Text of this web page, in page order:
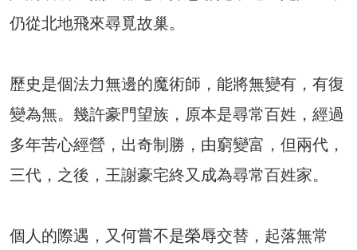
仍從北地飛來尋覓故巢。
歷史是個法力無邊的魔術師，能將無變有，有復
變為無。幾許豪門望族，原本是尋常百姓，經過
多年苦心經營，出奇制勝，由窮變富，但兩代，
三代，之後，王謝豪宅終又成為尋常百姓家。
個人的際遇，又何嘗不是榮辱交替，起落無常